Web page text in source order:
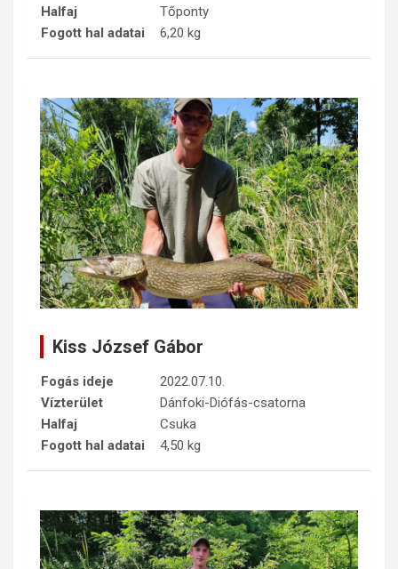
Halfaj
Tőponty
Fogott hal adatai
6,20 kg
Kiss József Gábor
Fogás ideje
2022.07.10.
Vízterület
Dánfoki-Diófás-csatorna
Halfaj
Csuka
Fogott hal adatai
4,50 kg